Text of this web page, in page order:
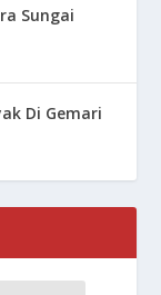
Sungai
Di Gemari